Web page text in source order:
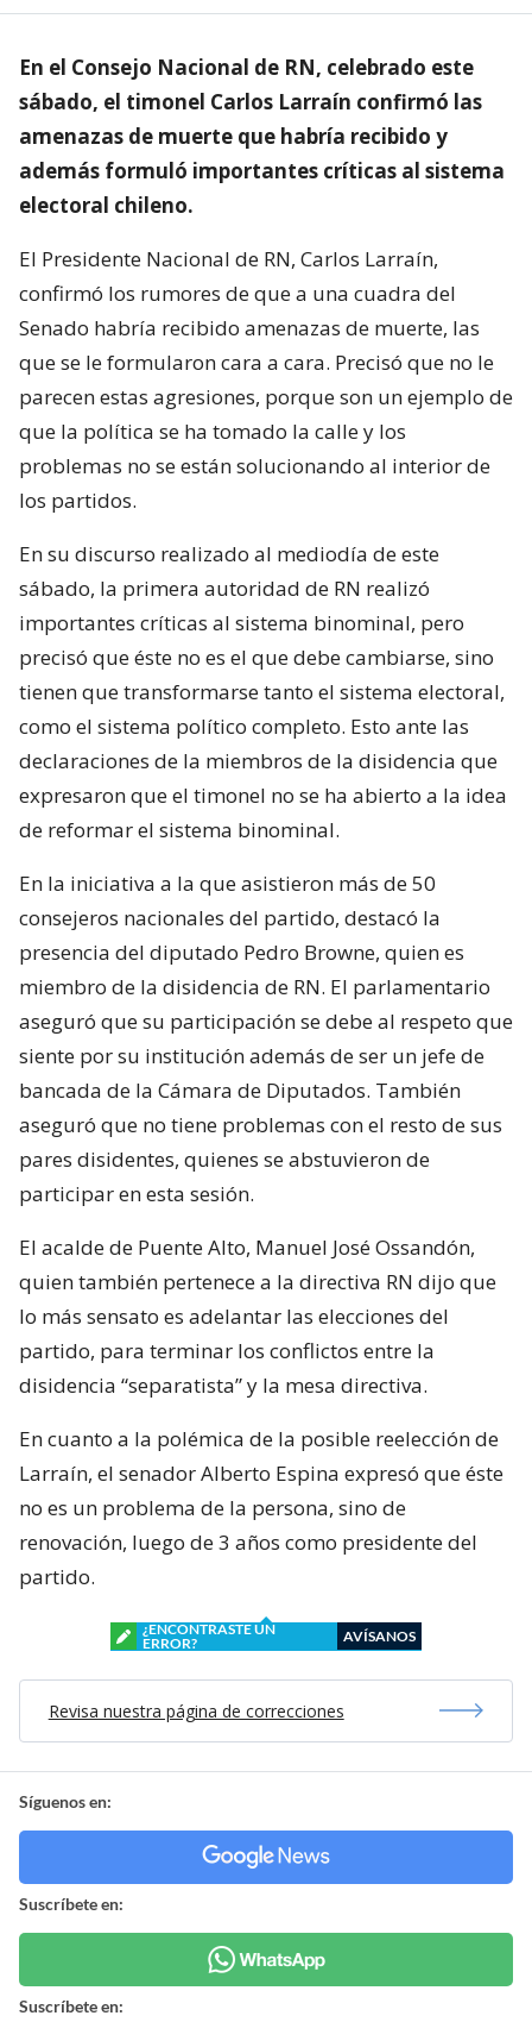
En el Consejo Nacional de RN, celebrado este
sábado, el timonel Carlos Larraín confirmó las
amenazas de muerte que habría recibido y
además formuló importantes críticas al sistema
electoral chileno.
El Presidente Nacional de RN, Carlos Larraín,
confirmó los rumores de que a una cuadra del
Senado habría recibido amenazas de muerte, las
que se le formularon cara a cara. Precisó que no le
parecen estas agresiones, porque son un ejemplo de
que la política se ha tomado la calle y los
problemas no se están solucionando al interior de
los partidos.
En su discurso realizado al mediodía de este
sábado, la primera autoridad de RN realizó
importantes críticas al sistema binominal, pero
precisó que éste no es el que debe cambiarse, sino
tienen que transformarse tanto el sistema electoral,
como el sistema político completo. Esto ante las
declaraciones de la miembros de la disidencia que
expresaron que el timonel no se ha abierto a la idea
de reformar el sistema binominal.
En la iniciativa a la que asistieron más de 50
consejeros nacionales del partido, destacó la
presencia del diputado Pedro Browne, quien es
miembro de la disidencia de RN. El parlamentario
aseguró que su participación se debe al respeto que
siente por su institución además de ser un jefe de
bancada de la Cámara de Diputados. También
aseguró que no tiene problemas con el resto de sus
pares disidentes, quienes se abstuvieron de
participar en esta sesión.
El acalde de Puente Alto, Manuel José Ossandón,
quien también pertenece a la directiva RN dijo que
lo más sensato es adelantar las elecciones del
partido, para terminar los conflictos entre la
disidencia “separatista” y la mesa directiva.
En cuanto a la polémica de la posible reelección de
Larraín, el senador Alberto Espina expresó que éste
no es un problema de la persona, sino de
renovación, luego de 3 años como presidente del
partido.
¿ENCONTRASTE UN
ERROR?
AVÍSANOS
Revisa nuestra página de correcciones
Síguenos en:
Suscríbete en:
Suscríbete en: